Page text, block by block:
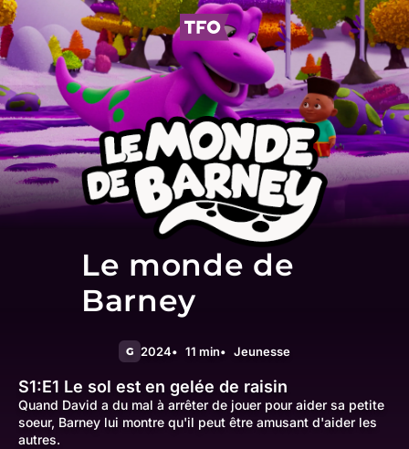
Le monde de
Barney
G 2024 11 min Jeunesse
S1:E1 Le sol est en gelée de raisin
Quand David a du mal à arrêter de jouer pour aider sa petite
soeur, Barney lui montre qu'il peut être amusant d'aider les
autres.